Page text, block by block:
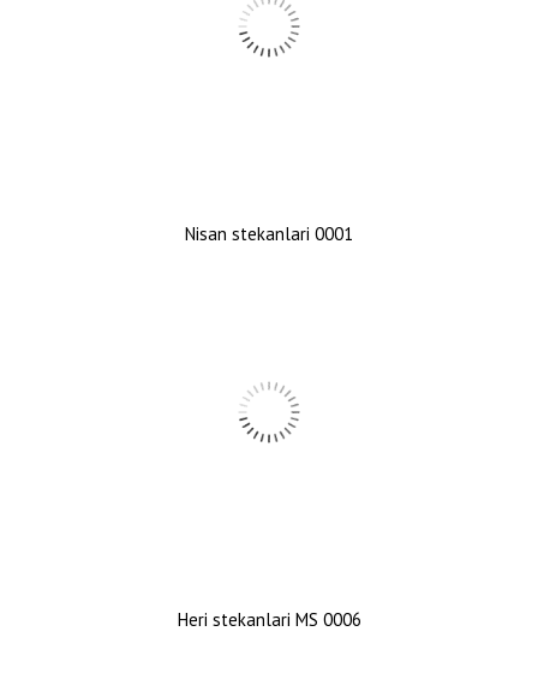
Nisan stekanlari 0001
Heri stekanlari MS 0006